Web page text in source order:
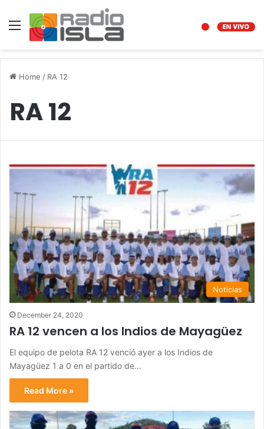
Menu
Home / RA 12
RA 12
Noticias
December 24, 2020
RA 12 vencen a los Indios de Mayagüez
El equipo de pelota RA 12 venció ayer a los Indios de
Mayagüez 1 a 0 en el partido de…
Read More »